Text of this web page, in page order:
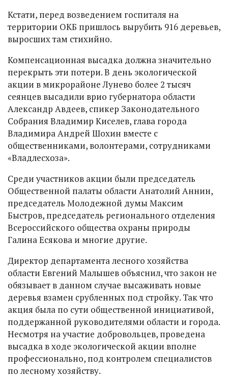
Кстати, перед возведением госпиталя на
территории ОКБ пришлось вырубить 916 деревьев,
выросших там стихийно.
Компенсационная высадка должна значительно
перекрыть эти потери. В день экологической
акции в микрорайоне Лунево более 2 тысяч
сеянцев высадили врио губернатора области
Александр Авдеев, спикер Законодательного
Собрания Владимир Киселев, глава города
Владимира Андрей Шохин вместе с
общественниками, волонтерами, сотрудниками
«Владлесхоза».
Среди участников акции были председатель
Общественной палаты области Анатолий Аннин,
председатель Молодежной думы Максим
Быстров, председатель регионального отделения
Всероссийского общества охраны природы
Галина Есякова и многие другие.
Директор департамента лесного хозяйства
области Евгений Малышев объяснил, что закон не
обязывает в данном случае высаживать новые
деревья взамен срубленных под стройку. Так что
акция была по сути общественной инициативой,
поддержанной руководителями области и города.
Несмотря на участие добровольцев, проведена
высадка в ходе экологической акции вполне
профессионально, под контролем специалистов
по лесному хозяйству.